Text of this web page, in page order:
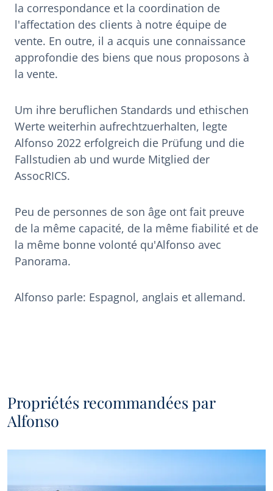
la correspondance et la coordination de
l'affectation des clients à notre équipe de
vente. En outre, il a acquis une connaissance
approfondie des biens que nous proposons à
la vente.
Um ihre beruflichen Standards und ethischen
Werte weiterhin aufrechtzuerhalten, legte
Alfonso 2022 erfolgreich die Prüfung und die
Fallstudien ab und wurde Mitglied der
AssocRICS.
Peu de personnes de son âge ont fait preuve
de la même capacité, de la même fiabilité et de
la même bonne volonté qu'Alfonso avec
Panorama.
Alfonso parle: Espagnol, anglais et allemand.
Propriétés recommandées par
Alfonso